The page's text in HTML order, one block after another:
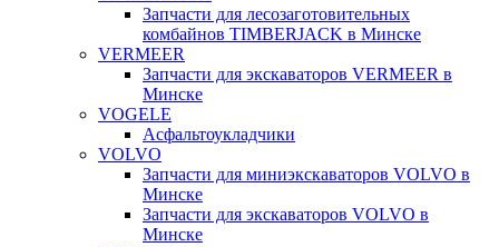
Запчасти для лесозаготовительных
комбайнов TIMBERJACK в Минске
VERMEER
Запчасти для экскаваторов VERMEER в
Минске
VOGELE
Асфальтоукладчики
VOLVO
Запчасти для миниэкскаваторов VOLVO в
Минске
Запчасти для экскаваторов VOLVO в
Минске